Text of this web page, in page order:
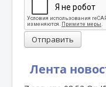
Лента
Отправить